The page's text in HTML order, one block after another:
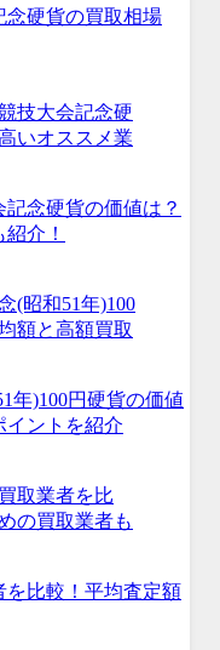
念硬貨の買取相場
念硬貨の価値は？
介！
年)100円硬貨の価値
イントを紹介
を比較！平均査定額